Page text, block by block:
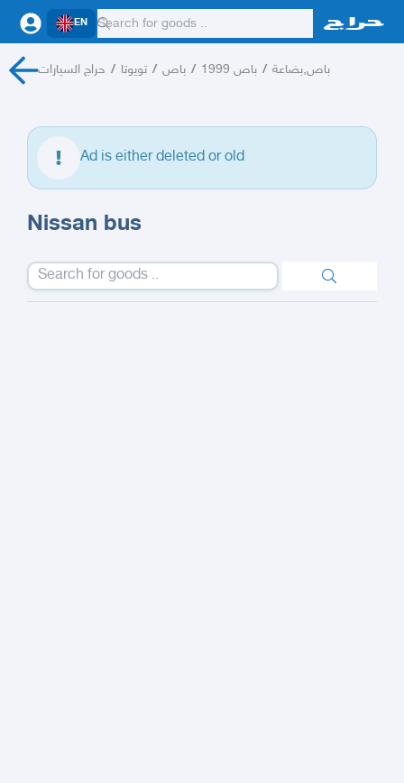
EN
حراج السيارات / تويوتا / باص / باص 1999 / باص,بضاعة
Ad is either deleted or old
Nissan bus